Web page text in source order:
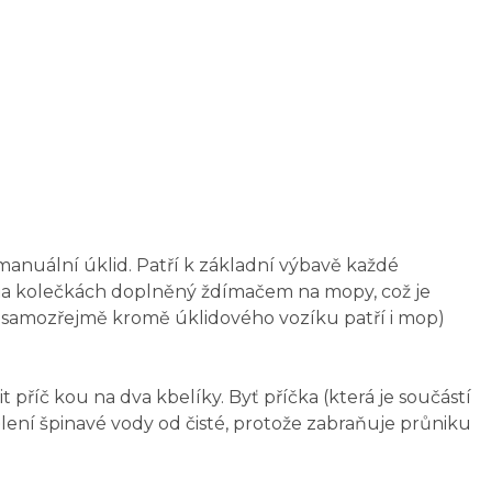
úklid. Patří k základní výbavě každé
kolečkách doplněný ždímačem na mopy, což je
kromě úklidového vozíku patří i mop)
příč kou na dva kbelíky. Byť příčka (která je součástí
špinavé vody od čisté, protože zabraňuje průniku